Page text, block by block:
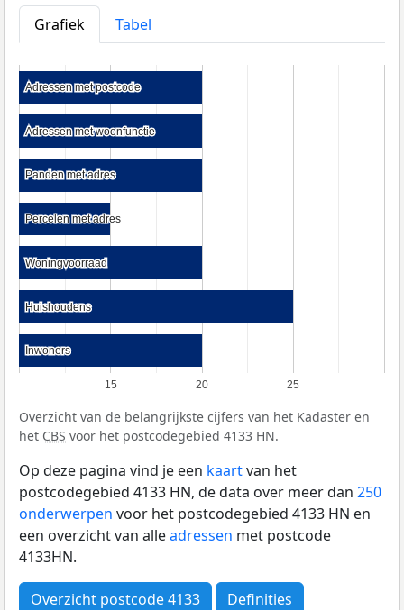
Grafiek
Tabel
15 20 25
Adressen met postcode
Adressen met postcode
Adressen met woonfunctie
Adressen met woonfunctie
Panden met adres
Panden met adres
Percelen met adres
Percelen met adres
Woningvoorraad
Woningvoorraad
Huishoudens
Huishoudens
Inwoners
Inwoners
Overzicht van de belangrijkste cijfers van het Kadaster en
het CBS voor het postcodegebied 4133 HN.
Op deze pagina vind je een kaartvan het
postcodegebied 4133 HN, de data over meer dan 250
onderwerpen voor het postcodegebied 4133 HN en
een overzicht van alleadressen met postcode
4133HN.
Overzicht postcode 4133 Definities